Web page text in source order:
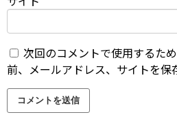
次回のコメントで使用するた
前、メールアドレス、サイトを保